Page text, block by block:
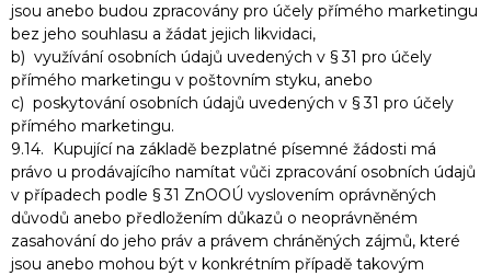
jsou anebo budou zpracovány pro účely přímého marketingu
bez jeho souhlasu a žádat jejich likvidaci,
b) využívání osobních údajů uvedených v § 31 pro účely
přímého marketingu v poštovním styku, anebo
c) poskytování osobních údajů uvedených v § 31 pro účely
přímého marketingu.
9.14. Kupující na základě bezplatné písemné žádosti má
právo u prodávajícího namítat vůči zpracování osobních údajů
v případech podle § 31 ZnOOÚ vyslovením oprávněných
důvodů anebo předložením důkazů o neoprávněném
zasahování do jeho práv a právem chráněných zájmů, které
jsou anebo mohou být v konkrétním případě takovým